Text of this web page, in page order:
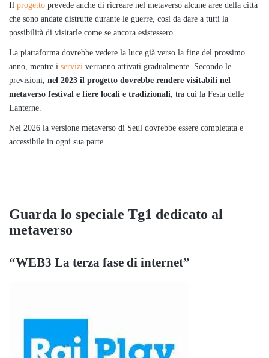
Il progetto prevede anche di ricreare nel metaverso alcune aree della città
che sono andate distrutte durante le guerre, così da dare a tutti la
possibilità di visitarle come se ancora esistessero.
La piattaforma dovrebbe vedere la luce già verso la fine del prossimo
anno, mentre i servizi verranno attivati gradualmente. Secondo le
previsioni, nel 2023 il progetto dovrebbe rendere visitabili nel
metaverso festival e fiere locali e tradizionali, tra cui la Festa delle
Lanterne.
Nel 2026 la versione metaverso di Seul dovrebbe essere completata e
accessibile in ogni sua parte.
Guarda lo speciale Tg1 dedicato al
metaverso
“WEB3 La terza fase di internet”